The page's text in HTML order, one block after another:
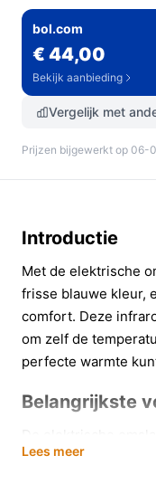
bol.com
€ 44,00
Bekijk aanbieding
Vergelijk met
Prijzen bijgewerkt op 06-
Introductie
Met de elektrische
frisse blauwe kleur,
comfort. Deze
om zelf de
perfecte warmte
Belangrijkste
je dagelijkse leven
Lees meer